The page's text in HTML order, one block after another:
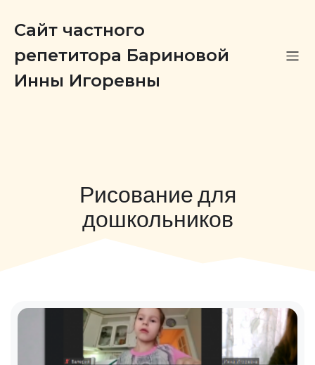
Сайт частного
репетитора Бариновой
Инны Игоревны
Рисование для
дошкольников